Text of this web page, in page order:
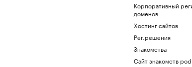
Корпоративный
доменов
Хостинг сайтов
Рег.решения
Знакомства
Сайт знакомств